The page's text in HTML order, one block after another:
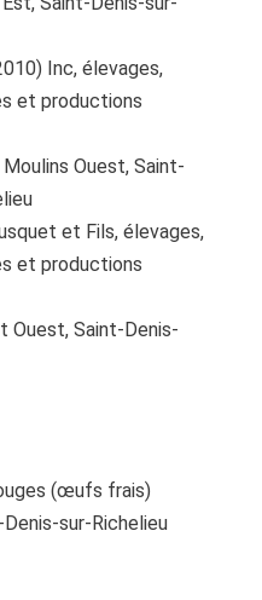
Inc, élevages,
et productions
Ouest, Saint-
et Fils, élevages,
et productions
Ouest, Saint-Denis-
(œufs frais)
sur-Richelieu